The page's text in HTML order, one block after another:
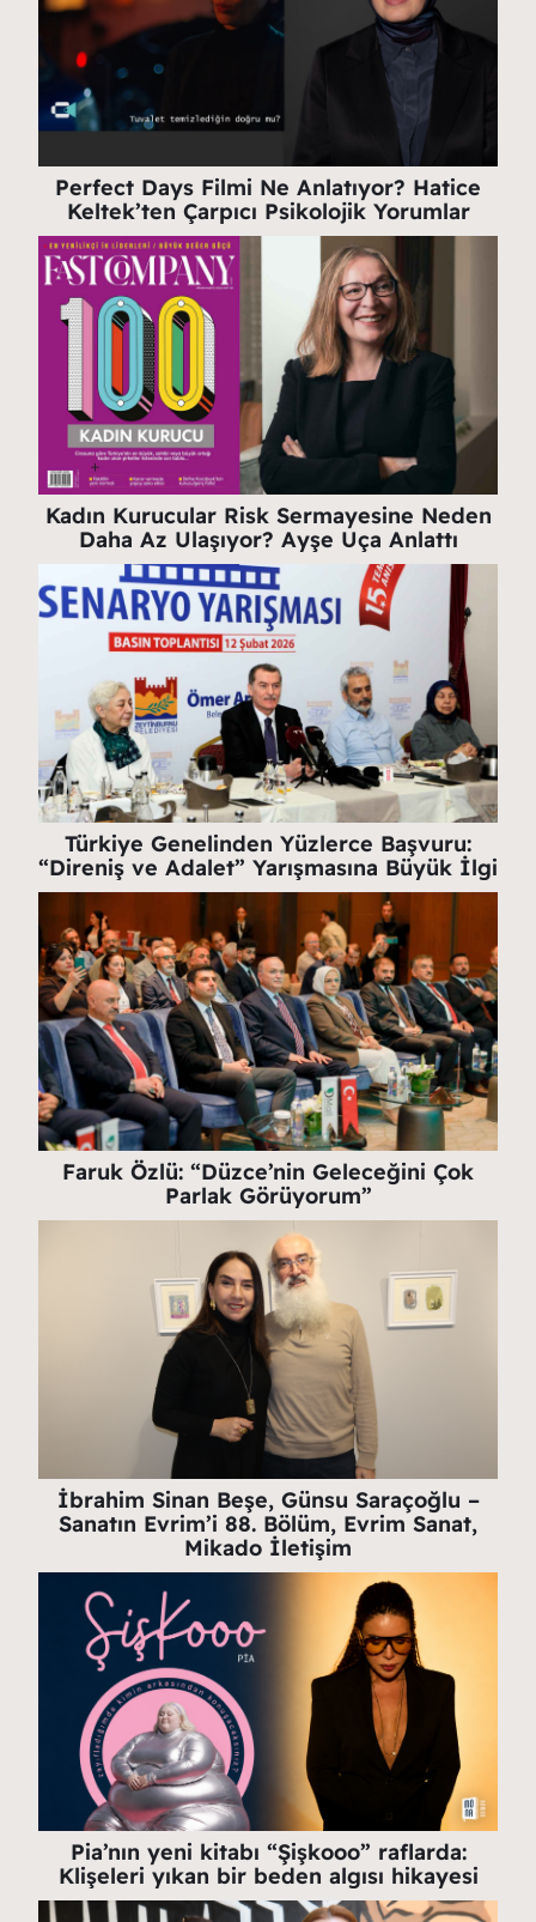
Perfect Days Filmi Ne Anlatıyor? Hatice
Keltek’ten Çarpıcı Psikolojik Yorumlar
Kadın Kurucular Risk Sermayesine Neden
Daha Az Ulaşıyor? Ayşe Uça Anlattı
Türkiye Genelinden Yüzlerce Başvuru:
“Direniş ve Adalet” Yarışmasına Büyük İlgi
Faruk Özlü: “Düzce’nin Geleceğini Çok
Parlak Görüyorum”
İbrahim Sinan Beşe, Günsu Saraçoğlu –
Sanatın Evrim’i 88. Bölüm, Evrim Sanat,
Mikado İletişim
Pia’nın yeni kitabı “Şişkooo” raflarda:
Klişeleri yıkan bir beden algısı hikayesi